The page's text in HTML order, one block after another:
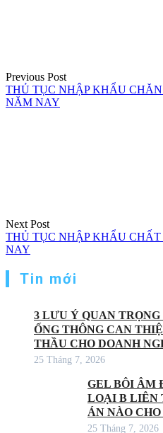
Previous Post
THỦ TỤC NHẬP KHẨU
NĂM NAY
Next Post
THỦ TỤC NHẬP KHẨU
NAY
Tin mới
3 LƯU Ý QUAN
ỐNG THÔNG CAN
THẦU CHO DOANH
25 Tháng 7, 2026
GEL BÔI ÂM
LOẠI B LIÊN
ÁN NÀO
25 Tháng 7, 2026